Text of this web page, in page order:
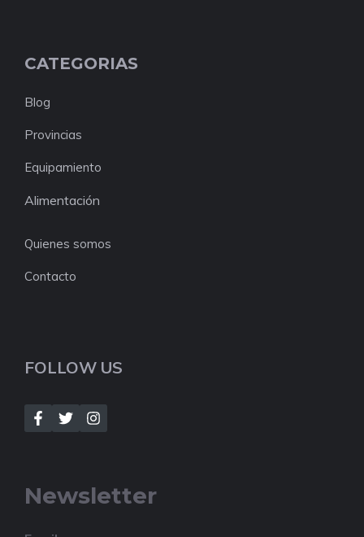
CATEGORIAS
Blog
Provincias
Equipamiento
Alimentación
Quienes somos
Contacto
FOLLOW US
Newsletter